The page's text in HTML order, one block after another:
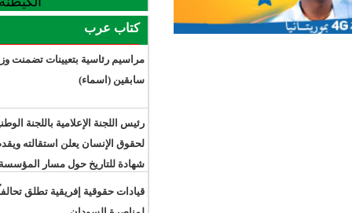
كتاب عرب
مراسيم رئاسية بتعيينات تضمنت وزراء
رئيس اللجنة الإعلامية باللجنة الوطنية
لحقوق الإنسان يعلن استقالته ويقدم
شهادة للتاريخ حول مسار المؤسسة
قيادات حقوقية إفريقية تطلق تحالفاً